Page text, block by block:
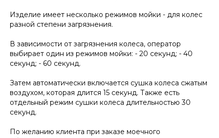
Изделие имеет несколько режимов мойки - для колес
разной степени загрязнения.
В зависимости от загрязнения колеса, оператор
выбирает один из режимов мойки: - 20 секунд; - 40
секунд; - 60 секунд.
Затем автоматически включается сушка колеса сжатым
воздухом, которая длится 15 секунд. Также есть
отдельный режим сушки колеса длительностью 30
секунд.
По желанию клиента при заказе моечного